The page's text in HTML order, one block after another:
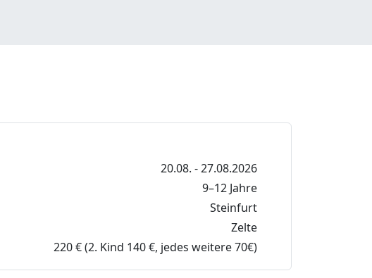
20.08. - 27.08.2026
9–12 Jahre
Steinfurt
Zelte
220 € (2. Kind 140 €, jedes weitere 70€)